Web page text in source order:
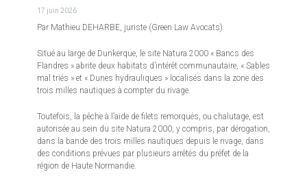
17 juin 2026
Par Mathieu DEHARBE, juriste (Green Law Avocats)
Situé au large de Dunkerque, le site Natura 2000 « Bancs des
Flandres » abrite deux habitats d’intérêt communautaire, « Sables
mal triés » et « Dunes hydrauliques » localisés dans la zone des
trois milles nautiques à compter du rivage.
Toutefois, la pêche à l’aide de filets remorqués, ou chalutage, est
autorisée au sein du site Natura 2000, y compris, par dérogation,
dans la bande des trois milles nautiques depuis le rivage, dans
des conditions prévues par plusieurs arrêtés du préfet de la
région de Haute Normandie.